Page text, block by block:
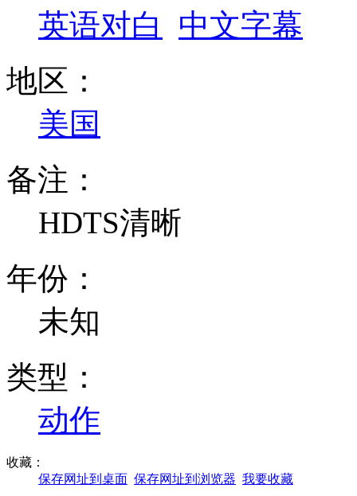
英语对白
中文字幕
地区：
美国
备注：
HDTS清晰
年份：
未知
类型：
动作
收藏：
保存网址到桌面 保存网址到浏览器 我要收藏